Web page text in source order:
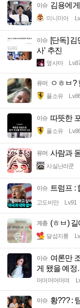
이슈 김용에
미니미아
이슈 [단독]
사’ 추진
옆사마
유머 ㅇㅎㅂ?
풀소유
이슈 따뜻한
풀소유
유머 사람과
사실난라쿤
이슈 트럼프 :
고도비만 Lv.91
계층 (ㅎㅂ)
달섭지롱
이슈 여론만
게 됐을 예
머머머머머며
이슈 황??? :